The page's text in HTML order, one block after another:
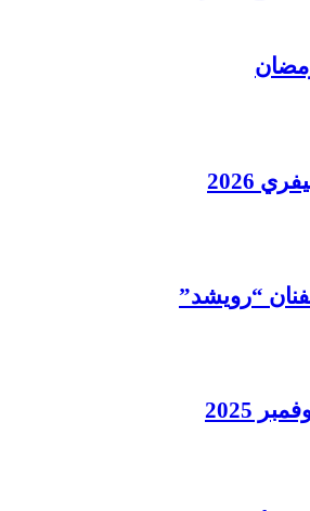
2026
“رويشد”
2025